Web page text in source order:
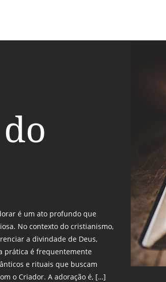
é um ato profundo que
No contexto do cristianismo,
a divindade de Deus,
prática é frequentemente
e rituais que buscam
o Criador. A adoração é, […]